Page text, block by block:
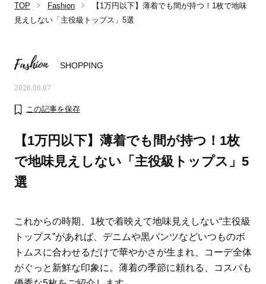
ママとパパに贈る「ジェンダーレ
ス学」
人気の40代髪型・ヘア
TOP Fashion
【1万円以下】薄着でも間が持つ！1枚で地味
見えしない「主役級トップス」5選
Fashion SHOPPING
2026.06.07
この記事を保存
【1万円以下】薄着でも間が持つ！1枚
で地味見えしない「主役級トップス」5
選
これからの時期、1枚で着映えて地味見えしない“主役級
トップス”があれば、デニムや黒パンツなどいつものボ
トムスに合わせるだけで華やかさが生まれ、コーデ全体
がぐっと新鮮な印象に。薄着の季節に頼れる、コスパも